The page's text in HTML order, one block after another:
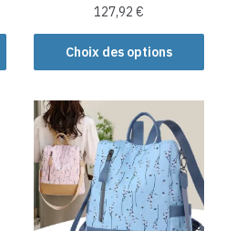
produit
127,92€
Choix des options
Ce
produit
plusieurs
variations.
Les
options
peuvent
être